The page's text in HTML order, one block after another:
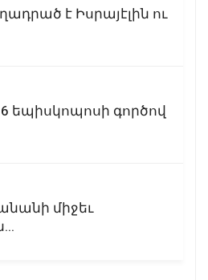
է Իսրայէլին ու
եպիսկոպոսի գործով
միջեւ